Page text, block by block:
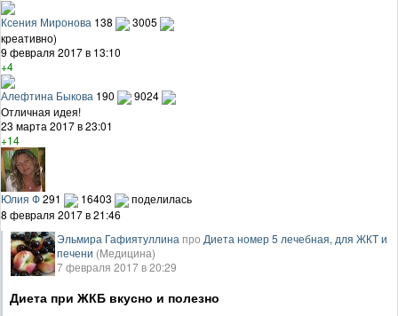
Ксения Миронова 138
3005
креативно)
9 февраля 2017 в 13:10
+4
Алефтина Быкова 190
9024
Отличная идея!
23 марта 2017 в 23:01
+14
Юлия Ф291 16403
поделилась
8 февраля 2017 в 21:46
Эльмира Гафиятуллина про Диета номер 5 лечебная, для ЖКТ и
печени (Медицина)
7 февраля 2017 в 20:29
Диета при ЖКБ вкусно и полезно